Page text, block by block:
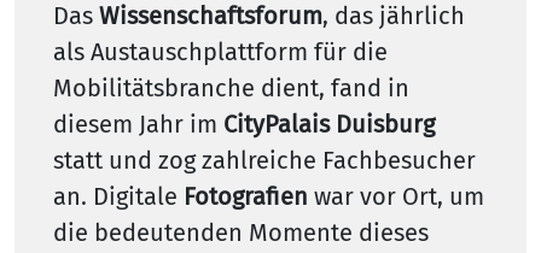
Das Wissenschaftsforum, das jährlich
als Austauschplattform für die
Mobilitätsbranche dient, fand in
diesem Jahr im CityPalais Duisburg
statt und zog zahlreiche Fachbesucher
an. Digitale Fotografien war vor Ort, um
die bedeutenden Momente dieses